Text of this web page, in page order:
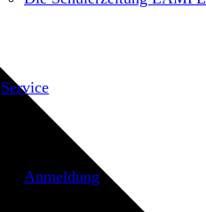
Service
Anmeldung